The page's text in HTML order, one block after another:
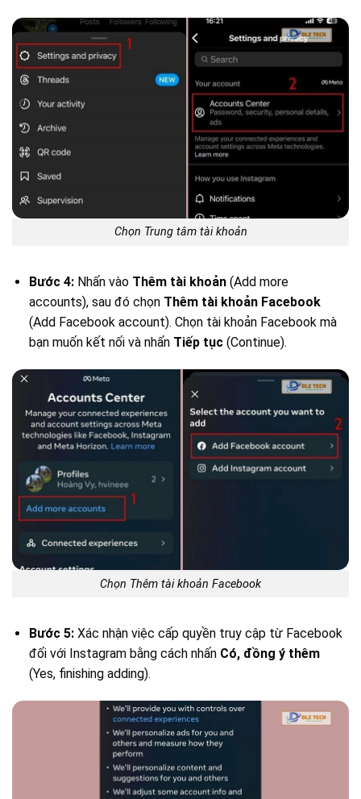
Chọn Trung tâm tài khoản
Bước 4:Nhấn vào Thêm tài khoản(Add more
accounts), sau đó chọn Thêm tài khoản Facebook
(Add Facebook account). Chọn tài khoản Facebook mà
bạn muốn kết nối và nhấn Tiếp tục(Continue).
Chọn Thêm tài khoản Facebook
Bước 5:Xác nhận việc cấp quyền truy cập từ Facebook
đối với Instagram bằng cách nhấn Có, đồng ý thêm
(Yes, finishing adding).